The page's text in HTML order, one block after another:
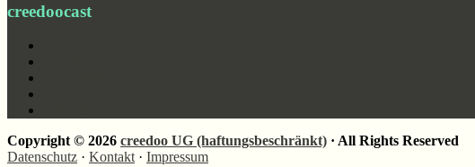
creedoocast
Copyright © 2026 creedoo UG (haftungsbeschränkt) · All Rights Reserved
Datenschutz · Kontakt· Impressum